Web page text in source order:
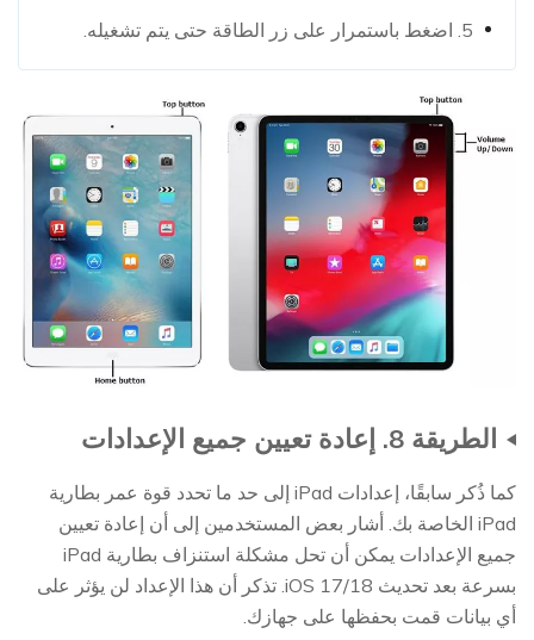
5. اضغط باستمرار على زر الطاقة حتى يتم تشغيله.
الطريقة 8. إعادة تعيين جميع الإعدادات
كما ذُكر سابقًا، إعدادات iPad إلى حد ما تحدد قوة عمر بطارية
iPad الخاصة بك. أشار بعض المستخدمين إلى أن إعادة تعيين
جميع الإعدادات يمكن أن تحل مشكلة استنزاف بطارية iPad
بسرعة بعد تحديث iOS 17/18. تذكر أن هذا الإعداد لن يؤثر على
أي بيانات قمت بحفظها على جهازك.